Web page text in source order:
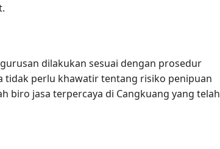
dilakukan sesuai dengan prosedur
tidak perlu khawatir tentang risiko penipuan
biro jasa terpercaya di Cangkuang yang telah